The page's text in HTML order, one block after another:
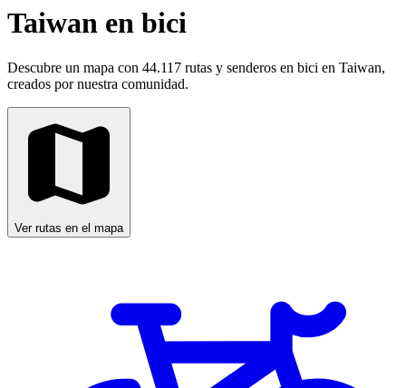
Taiwan en bici
Descubre un mapa con 44.117 rutas y senderos en bici en Taiwan,
creados por nuestra comunidad.
Ver rutas en el mapa